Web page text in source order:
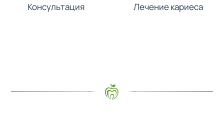
Консультация Лечение кариеса